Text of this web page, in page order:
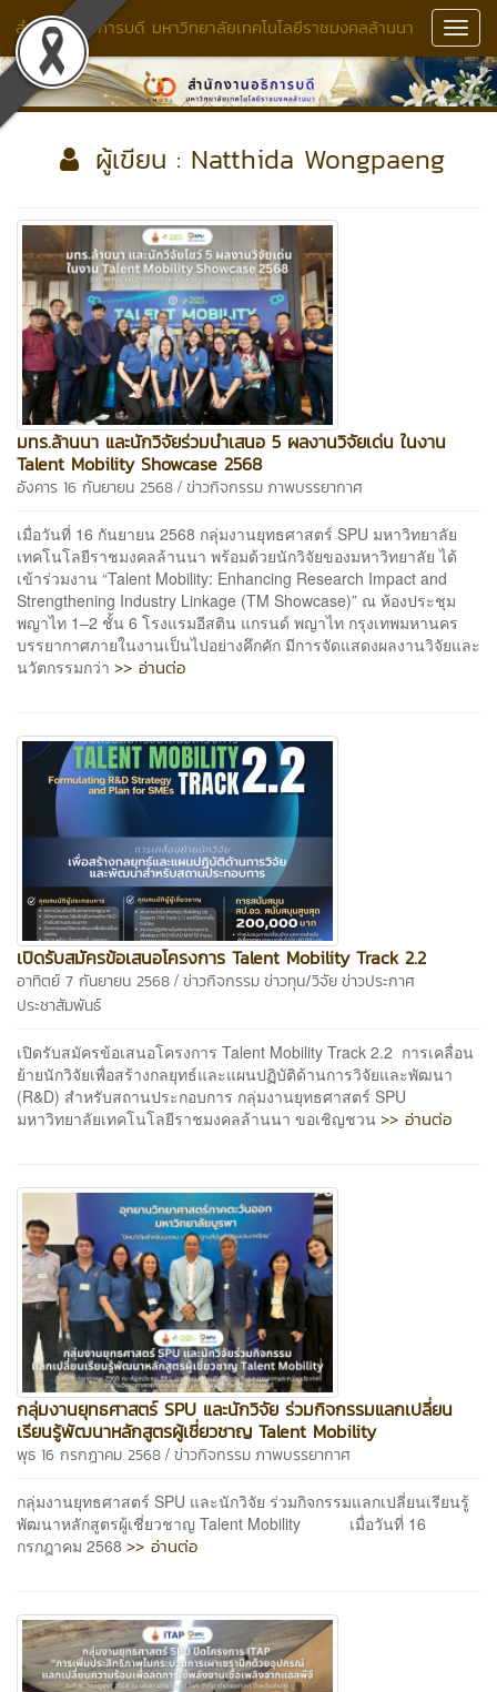
สำนักงานอธิการบดี มหาวิทยาลัยเทคโนโลยีราชมงคลล้านนา
ผู้เขียน : Natthida Wongpaeng
มทร.ล้านนา และนักวิจัยร่วมนำเสนอ 5 ผลงานวิจัยเด่น ในงาน
Talent Mobility Showcase 2568
อังคาร 16 กันยายน 2568 / ข่าวกิจกรรมภาพบรรยากาศ
เมื่อวันที่ 16 กันยายน 2568 กลุ่มงานยุทธศาสตร์ SPU มหาวิทยาลัย
เทคโนโลยีราชมงคลล้านนา พร้อมด้วยนักวิจัยของมหาวิทยาลัย ได้
เข้าร่วมงาน “Talent Mobility: Enhancing Research Impact and
Strengthening Industry Linkage (TM Showcase)” ณ ห้องประชุม
พญาไท 1–2 ชั้น 6 โรงแรมอีสติน แกรนด์ พญาไท กรุงเทพมหานคร
บรรยากาศภายในงานเป็นไปอย่างคึกคัก มีการจัดแสดงผลงานวิจัยและ
นวัตกรรมกว่า >> อ่านต่อ
เปิดรับสมัครข้อเสนอโครงการ Talent Mobility Track 2.2
อาทิตย์ 7 กันยายน 2568 / ข่าวกิจกรรมข่าวทุน/วิจัยข่าวประกาศ
ประชาสัมพันธ์
เปิดรับสมัครข้อเสนอโครงการ Talent Mobility Track 2.2 การเคลื่อน
ย้ายนักวิจัยเพื่อสร้างกลยุทธ์และแผนปฏิบัติด้านการวิจัยและพัฒนา
(R&D) สำหรับสถานประกอบการ กลุ่มงานยุทธศาสตร์ SPU
มหาวิทยาลัยเทคโนโลยีราชมงคลล้านนา ขอเชิญชวน >> อ่านต่อ
กลุ่มงานยุทธศาสตร์ SPU และนักวิจัย ร่วมกิจกรรมแลกเปลี่ยน
เรียนรู้พัฒนาหลักสูตรผู้เชี่ยวชาญ Talent Mobility
พุธ 16 กรกฎาคม 2568 / ข่าวกิจกรรมภาพบรรยากาศ
กลุ่มงานยุทธศาสตร์ SPU และนักวิจัย ร่วมกิจกรรมแลกเปลี่ยนเรียนรู้
พัฒนาหลักสูตรผู้เชี่ยวชาญ Talent Mobility เมื่อวันที่ 16
กรกฎาคม 2568 >> อ่านต่อ